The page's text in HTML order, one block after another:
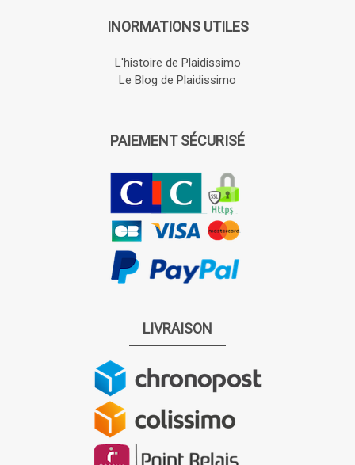
INORMATIONS UTILES
L'histoire de Plaidissimo
Le Blog de Plaidissimo
PAIEMENT SÉCURISÉ
LIVRAISON